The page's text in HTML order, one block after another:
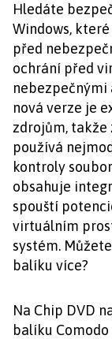
Hledáte
Windows,
před
ochrání před
nebezpečnými
nová verze je
zdrojům,
používá
kontroly
obsahuje
spouští
virtuálním
systém.
balíku více?
Na Chip DVD
balíku